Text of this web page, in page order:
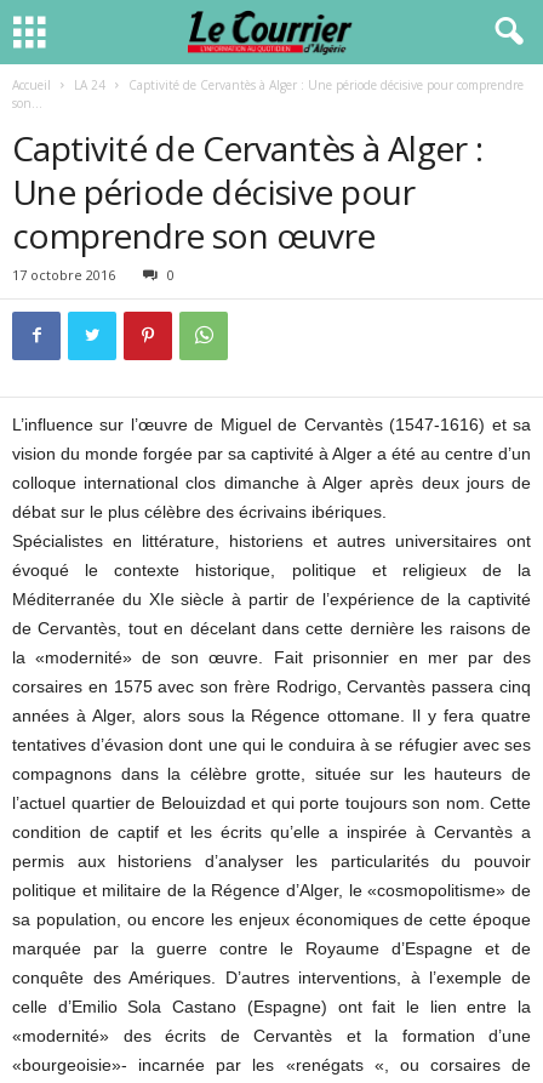
Accueil LA 24
Captivité de Cervantès à Alger : Une période décisive pour comprendre
son...
Captivité de Cervantès à Alger :
Une période décisive pour
comprendre son œuvre
17 octobre 2016 0
L’influence sur l’œuvre de Miguel de Cervantès (1547-1616) et sa
vision du monde forgée par sa captivité à Alger a été au centre d’un
colloque international clos dimanche à Alger après deux jours de
débat sur le plus célèbre des écrivains ibériques.
Spécialistes en littérature, historiens et autres universitaires ont
évoqué le contexte historique, politique et religieux de la
Méditerranée du XIe siècle à partir de l’expérience de la captivité
de Cervantès, tout en décelant dans cette dernière les raisons de
la «modernité» de son œuvre. Fait prisonnier en mer par des
corsaires en 1575 avec son frère Rodrigo, Cervantès passera cinq
années à Alger, alors sous la Régence ottomane. Il y fera quatre
tentatives d’évasion dont une qui le conduira à se réfugier avec ses
compagnons dans la célèbre grotte, située sur les hauteurs de
l’actuel quartier de Belouizdad et qui porte toujours son nom. Cette
condition de captif et les écrits qu’elle a inspirée à Cervantès a
permis aux historiens d’analyser les particularités du pouvoir
politique et militaire de la Régence d’Alger, le «cosmopolitisme» de
sa population, ou encore les enjeux économiques de cette époque
marquée par la guerre contre le Royaume d’Espagne et de
conquête des Amériques. D’autres interventions, à l’exemple de
celle d’Emilio Sola Castano (Espagne) ont fait le lien entre la
«modernité» des écrits de Cervantès et la formation d’une
«bourgeoisie»- incarnée par les «renégats «, ou corsaires de